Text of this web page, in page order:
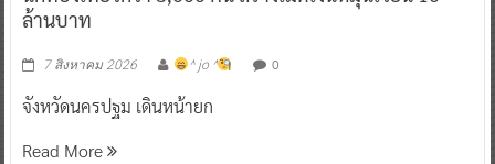
ล้านบาท
7 สิงหาคม 2026 ^ jo ^ 0
จังหวัดนครปฐม เดินหน้ายก
Read More